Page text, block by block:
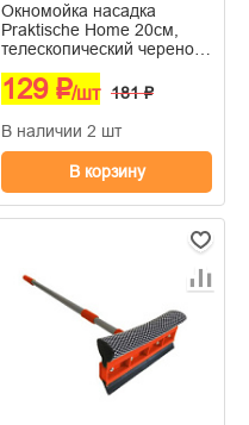
Окномойка насадка
Praktische Home 20см,
телескопический черенок
129 ₽/шт 181 ₽
В наличии 2 шт
В корзину